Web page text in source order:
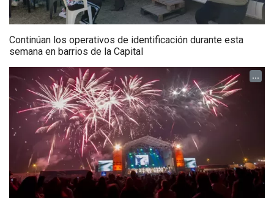
Continúan los operativos de identificación durante esta
semana en barrios de la Capital
...